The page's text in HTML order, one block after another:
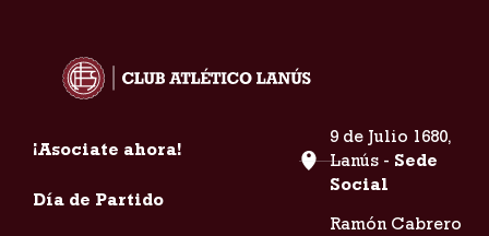
¡Asociate ahora!
Día de Partido
9 de Julio 1680,
Lanús - Sede
Social
Ramón Cabrero